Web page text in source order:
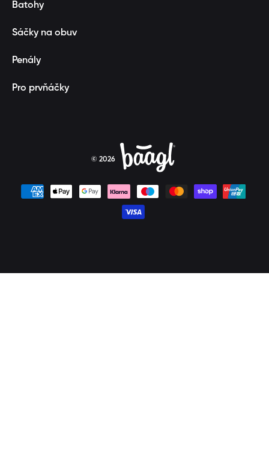
Batohy
Sáčky na obuv
Penály
Pro prvňáčky
© 2026
Platební metody